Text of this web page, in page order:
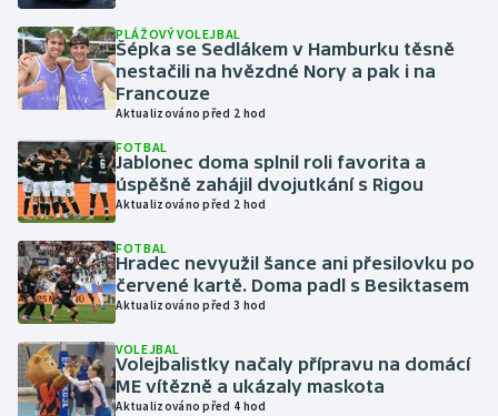
Gymnastika
Jezdectví
Judo
Krasobruslení
Lezení
Lyže a snowboard
PLÁŽOVÝ VOLEJBAL
Šépka se Sedlákem v Hamburku těsně
nestačili na hvězdné Nory a pak i na
Francouze
Aktualizováno před 2 hod
FOTBAL
Jablonec doma splnil roli favorita a
úspěšně zahájil dvojutkání s Rigou
Aktualizováno před 2 hod
FOTBAL
Hradec nevyužil šance ani přesilovku po
červené kartě. Doma padl s Besiktasem
Aktualizováno před 3 hod
VOLEJBAL
Volejbalistky načaly přípravu na domácí
ME vítězně a ukázaly maskota
Aktualizováno před 4 hod